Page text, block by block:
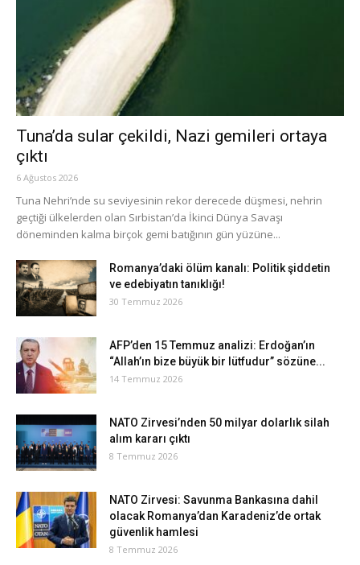
Tuna’da sular çekildi, Nazi gemileri ortaya
çıktı
6 Ağustos 2026
Tuna Nehri’nde su seviyesinin rekor derecede düşmesi, nehrin
geçtiği ülkelerden olan Sırbistan’da İkinci Dünya Savaşı
döneminden kalma birçok gemi batığının gün yüzüne...
Romanya’daki ölüm kanalı: Politik şiddetin
ve edebiyatın tanıklığı!
30 Temmuz 2026
AFP’den 15 Temmuz analizi: Erdoğan’ın
“Allah’ın bize büyük bir lütfudur” sözüne...
14 Temmuz 2026
NATO Zirvesi’nden 50 milyar dolarlık silah
alım kararı çıktı
8 Temmuz 2026
NATO Zirvesi: Savunma Bankasına dahil
olacak Romanya’dan Karadeniz’de ortak
güvenlik hamlesi
8 Temmuz 2026